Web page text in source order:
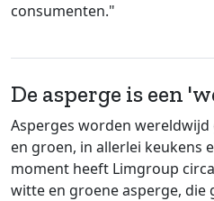
consumenten."
De asperge is een
Asperges worden
en groen, in allerlei keukens
moment heeft Limgroup
witte en groene asperge, die